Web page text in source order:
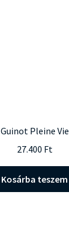
Guinot Pleine Vie
27.400 Ft
Kosárba teszem